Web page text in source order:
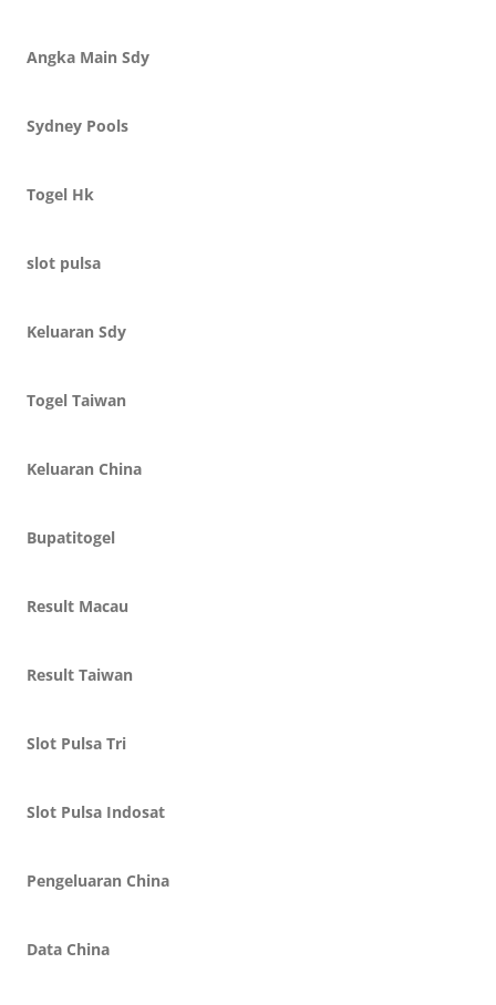
Angka Main Sdy
Sydney Pools
Togel Hk
slot pulsa
Keluaran Sdy
Togel Taiwan
Keluaran China
Bupatitogel
Result Macau
Result Taiwan
Slot Pulsa Tri
Slot Pulsa Indosat
Pengeluaran China
Data China